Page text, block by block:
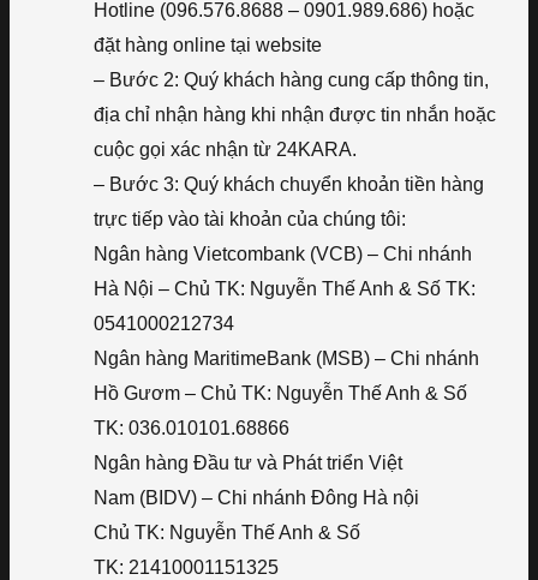
Hotline (096.576.8688 – 0901.989.686) hoặc
đặt hàng online tại website
– Bước 2: Quý khách hàng cung cấp thông tin,
địa chỉ nhận hàng khi nhận được tin nhắn hoặc
cuộc gọi xác nhận từ 24KARA.
– Bước 3: Quý khách chuyển khoản tiền hàng
trực tiếp vào tài khoản của chúng tôi:
Ngân hàng Vietcombank (VCB) – Chi nhánh
Hà Nội – Chủ TK: Nguyễn Thế Anh & Số TK:
0541000212734
Ngân hàng MaritimeBank (MSB) – Chi nhánh
Hồ Gươm – Chủ TK: Nguyễn Thế Anh & Số
TK: 036.010101.68866
Ngân hàng Đầu tư và Phát triển Việt
Nam (BIDV) – Chi nhánh Đông Hà nội
Chủ TK: Nguyễn Thế Anh & Số
TK: 21410001151325